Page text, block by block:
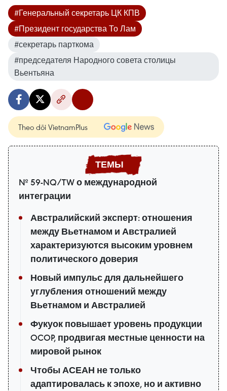
#Генеральный секретарь ЦК КПВ
#Президент государства То Лам
#секретарь парткома
#председателя Народного совета столицы
Вьентьяна
Theo dõi VietnamPlus
№ 59-NQ/TW о международной
интеграции
Австралийский эксперт: отношения
между Вьетнамом и Австралией
характеризуются высоким уровнем
политического доверия
Новый импульс для дальнейшего
углубления отношений между
Вьетнамом и Австралией
Фукуок повышает уровень продукции
OCOP, продвигая местные ценности на
мировой рынок
Чтобы АСЕАН не только
адаптировалась к эпохе, но и активно